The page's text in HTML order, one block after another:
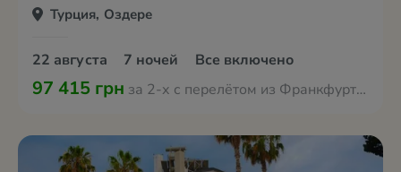
Турция, Оздере
22 августа 7 ночей Все включено
97 415 грн за 2-х с перелётом из Франкфурта-на-Майне